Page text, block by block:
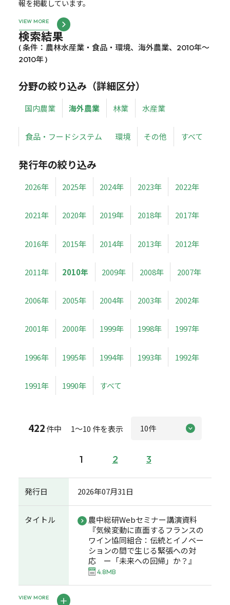
報を掲載しています。
VIEW MORE
検索結果
( 条件：農林水産業・食品・環境、海外農業、2010年～
2010年 )
分野の絞り込み（詳細区分）
国内農業 海外農業 林業 水産業
食品・フードシステム 環境 その他 すべて
発行年の絞り込み
2026年 2025年 2024年 2023年 2022年
2021年 2020年 2019年 2018年 2017年
2016年 2015年 2014年 2013年 2012年
2011年 2010年 2009年 2008年 2007年
2006年 2005年 2004年 2003年 2002年
2001年 2000年 1999年 1998年 1997年
1996年 1995年 1994年 1993年 1992年
1991年 1990年 すべて
422件中 1～10 件を表示
1 2 3
発行日 2026年07月31日
タイトル
農中総研Webセミナー講演資料
『気候変動に直面するフランスの
ワイン協同組合：伝統とイノベー
ションの間で生じる緊張への対
応 ー「未来への回帰」か？』
4.8MB
VIEW MORE